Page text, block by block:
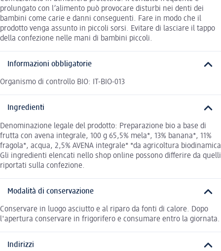
prolungato con l’alimento può provocare disturbi nei denti dei
bambini come carie e danni conseguenti. Fare in modo che il
prodotto venga assunto in piccoli sorsi. Evitare di lasciare il tappo
della confezione nelle mani di bambini piccoli.
Informazioni obbligatorie
Organismo di controllo BIO: IT-BIO-013
Ingredienti
Denominazione legale del prodotto: Preparazione bio a base di
frutta con avena integrale, 100 g 65,5% mela*, 13% banana*, 11%
fragola*, acqua, 2,5% AVENA integrale* *da agricoltura biodinamica
Gli ingredienti elencati nello shop online possono differire da quelli
riportati sulla confezione.
Modalità di conservazione
Conservare in luogo asciutto e al riparo da fonti di calore. Dopo
l'apertura conservare in frigorifero e consumare entro la giornata.
Indirizzi